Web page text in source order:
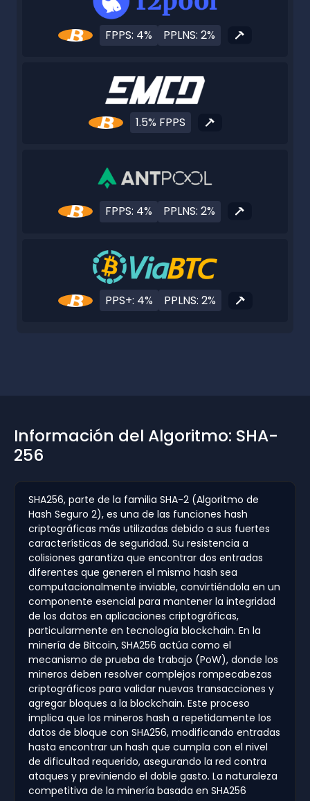
FPPS: 4% PPLNS: 2%
1.5% FPPS
FPPS: 4% PPLNS: 2%
PPS+: 4% PPLNS: 2%
Información del Algoritmo: SHA-
256
SHA256, parte de la familia SHA-2 (Algoritmo de
Hash Seguro 2), es una de las funciones hash
criptográficas más utilizadas debido a sus fuertes
características de seguridad. Su resistencia a
colisiones garantiza que encontrar dos entradas
diferentes que generen el mismo hash sea
computacionalmente inviable, convirtiéndola en un
componente esencial para mantener la integridad
de los datos en aplicaciones criptográficas,
particularmente en tecnología blockchain. En la
minería de Bitcoin, SHA256 actúa como el
mecanismo de prueba de trabajo (PoW), donde los
mineros deben resolver complejos rompecabezas
criptográficos para validar nuevas transacciones y
agregar bloques a la blockchain. Este proceso
implica que los mineros hash a repetidamente los
datos de bloque con SHA256, modificando entradas
hasta encontrar un hash que cumpla con el nivel
de dificultad requerido, asegurando la red contra
ataques y previniendo el doble gasto. La naturaleza
competitiva de la minería basada en SHA256